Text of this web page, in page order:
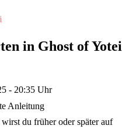
in Ghost of Yotei
- 20:35 Uhr
wirst du früher oder später auf